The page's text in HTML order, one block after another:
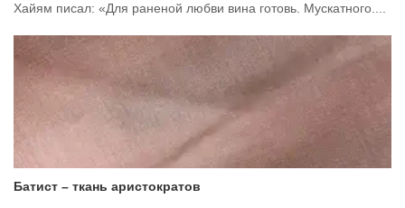
Хайям писал: «Для раненой любви вина готовь. Мускатного....
Батист – ткань аристократов